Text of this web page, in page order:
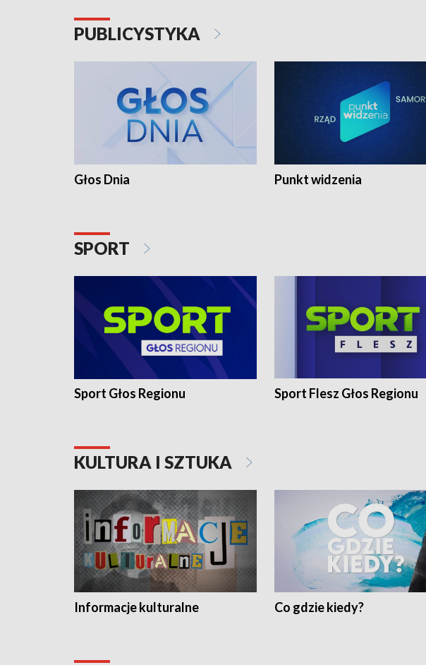
PUBLICYSTYKA
Głos Dnia Punkt widzenia
SPORT
Sport Głos Regionu Sport Flesz Głos Regionu
KULTURA I SZTUKA
Informacje kulturalne Co gdzie kiedy?